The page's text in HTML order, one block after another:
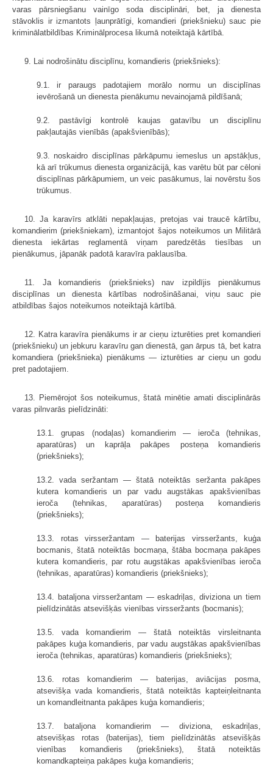
varas pārsniegšanu vainīgo soda disciplināri, bet, ja dienesta
stāvoklis ir izmantots ļaunprātīgi, komandieri (priekšnieku) sauc pie
kriminālatbildības Kriminālprocesa likumā noteiktajā kārtībā.
9. Lai nodrošinātu disciplīnu, komandieris (priekšnieks):
9.1. ir paraugs padotajiem morālo normu un disciplīnas
ievērošanā un dienesta pienākumu nevainojamā pildīšanā;
9.2. pastāvīgi kontrolē kaujas gatavību un disciplīnu
pakļautajās vienībās (apakšvienībās);
9.3. noskaidro disciplīnas pārkāpumu iemeslus un apstākļus,
kā arī trūkumus dienesta organizācijā, kas varētu būt par cēloni
disciplīnas pārkāpumiem, un veic pasākumus, lai novērstu šos
trūkumus.
10. Ja karavīrs atklāti nepakļaujas, pretojas vai traucē kārtību,
komandierim (priekšniekam), izmantojot šajos noteikumos un Militārā
dienesta iekārtas reglamentā viņam paredzētās tiesības un
pienākumus, jāpanāk padotā karavīra paklausība.
11. Ja komandieris (priekšnieks) nav izpildījis pienākumus
disciplīnas un dienesta kārtības nodrošināšanai, viņu sauc pie
atbildības šajos noteikumos noteiktajā kārtībā.
12. Katra karavīra pienākums ir ar cieņu izturēties pret komandieri
(priekšnieku) un jebkuru karavīru gan dienestā, gan ārpus tā, bet katra
komandiera (priekšnieka) pienākums — izturēties ar cieņu un godu
pret padotajiem.
13. Piemērojot šos noteikumus, štatā minētie amati disciplinārās
varas pilnvarās pielīdzināti:
13.1. grupas (nodaļas) komandierim — ieroča (tehnikas,
aparatūras) un kaprāļa pakāpes posteņa komandieris
(priekšnieks);
13.2. vada seržantam — štatā noteiktās seržanta pakāpes
kutera komandieris un par vadu augstākas apakšvienības
ieroča (tehnikas, aparatūras) posteņa komandieris
(priekšnieks);
13.3. rotas virsseržantam — baterijas virsseržants, kuģa
bocmanis, štatā noteiktās bocmaņa, štāba bocmaņa pakāpes
kutera komandieris, par rotu augstākas apakš­vienības ieroča
(tehnikas, aparatūras) komandieris (priekšnieks);
13.4. bataljona virsseržantam — eskadriļas, diviziona un tiem
pielīdzinātās atsevišķās vienības virsseržants (bocmanis);
13.5. vada komandierim — štatā noteiktās virsleitnanta
pakāpes kuģa komandieris, par vadu augstākas apakšvienības
ieroča (tehnikas, aparatūras) komandieris (priekšnieks);
13.6. rotas komandierim — baterijas, aviācijas posma,
atsevišķa vada komandieris, štatā noteiktās kapteiņleitnanta
un komandleitnanta pakāpes kuģa komandieris;
13.7. bataljona komandierim — diviziona, eskadriļas,
atsevišķas rotas (baterijas), tiem pielīdzinātās atsevišķās
vienības komandieris (priekšnieks), štatā noteiktās
komandkapteiņa pakāpes kuģa komandieris;